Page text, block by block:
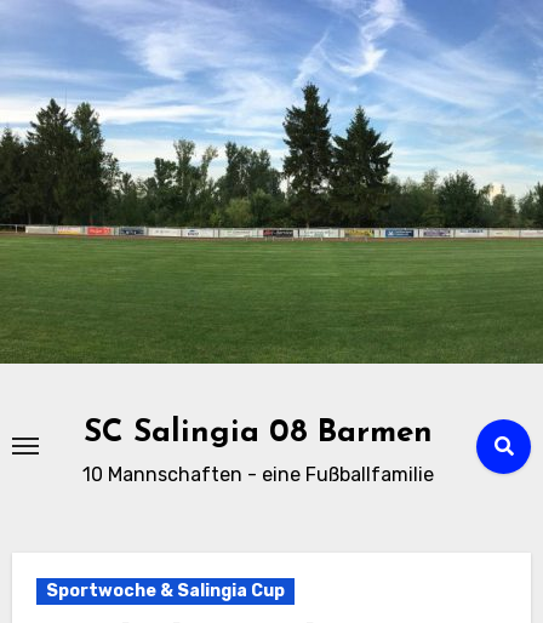
Zu
Inhalten
springen
SC Salingia 08 Barmen
10 Mannschaften - eine Fußballfamilie
Sportwoche & Salingia Cup